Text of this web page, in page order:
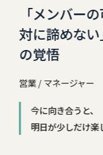
「メンバー
対に諦めな
の覚悟
営業 / マネージャー
今に向き合うと、
明日が少しだけ楽